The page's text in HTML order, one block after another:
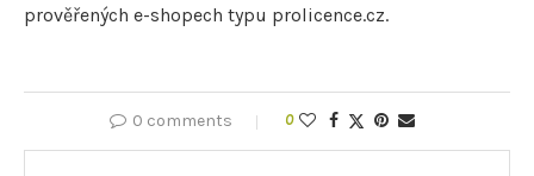
prověřených e-shopech typu prolicence.cz.
0 comments 0